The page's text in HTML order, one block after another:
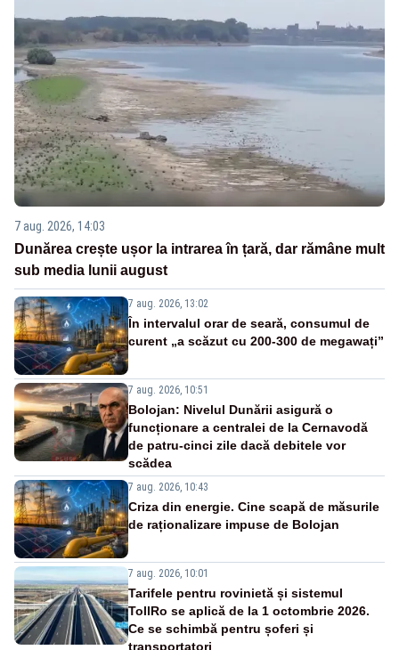
7 aug. 2026, 14:03
Dunărea crește ușor la intrarea în țară, dar rămâne mult
sub media lunii august
7 aug. 2026, 13:02
În intervalul orar de seară, consumul de
curent „a scăzut cu 200-300 de megawați”
7 aug. 2026, 10:51
Bolojan: Nivelul Dunării asigură o
funcționare a centralei de la Cernavodă
de patru-cinci zile dacă debitele vor
scădea
7 aug. 2026, 10:43
Criza din energie. Cine scapă de măsurile
de raționalizare impuse de Bolojan
7 aug. 2026, 10:01
Tarifele pentru rovinietă și sistemul
TollRo se aplică de la 1 octombrie 2026.
Ce se schimbă pentru șoferi și
transportatori